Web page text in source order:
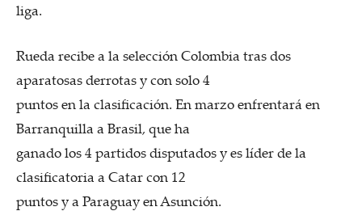
liga.
Rueda recibe a la selección Colombia tras dos
aparatosas derrotas y con solo 4
puntos en la clasificación. En marzo enfrentará en
Barranquilla a Brasil, que ha
ganado los 4 partidos disputados y es líder de la
clasificatoria a Catar con 12
puntos y a Paraguay en Asunción.